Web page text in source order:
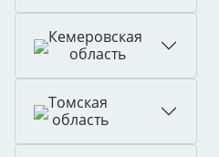
Кемеровская
область
Томская
область